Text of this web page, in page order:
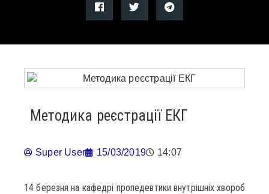
Методика реєстрації ЕКГ
Super User 15/03/2019 14:07
14 березня на кафедрі пропедевтики внутрішніх хвороб